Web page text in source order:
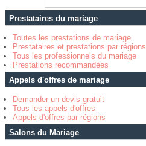
Prestataires du mariage
Toutes les prestations de mariage
Prestataires et prestations par régions
Tous les professionnels du mariage
Prestations recommandées
Appels d'offres de mariage
Demander un devis gratuit
Tous les appels d'offres
Appels d'offres par régions
Salons du Mariage